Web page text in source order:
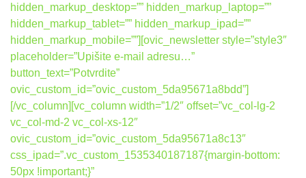
hidden_markup_desktop=”” hidden_markup_laptop=””
hidden_markup_tablet=”” hidden_markup_ipad=””
hidden_markup_mobile=””][ovic_newsletter style=”style3″
placeholder=”Upišite e-mail adresu…”
button_text=”Potvrdite”
ovic_custom_id=”ovic_custom_5da95671a8bdd”]
[/vc_column][vc_column width=”1/2″ offset=”vc_col-lg-2
vc_col-md-2 vc_col-xs-12″
ovic_custom_id=”ovic_custom_5da95671a8c13″
css_ipad=”.vc_custom_1535340187187{margin-bottom:
50px !important;}”